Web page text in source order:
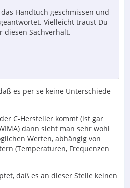
Handtuch geschmissen und
Vielleicht traust Du
diesen Sachverhalt.
es per se keine Unterschiede
C-Hersteller kommt (ist gar
dann sieht man sehr wohl
Werten, abhängig von
(Temperaturen, Frequenzen
daß es an dieser Stelle keinen